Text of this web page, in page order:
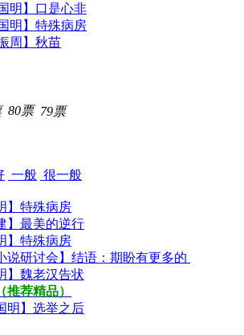
明】口是心非
明】特殊病房
周】秋苗
80票
一般
79票
很一般
】特殊病房
】最美的逆行
】特殊病房
说研讨会】结语：期盼有更多的
】魏老汉告状
推荐精品）
明】选举之后